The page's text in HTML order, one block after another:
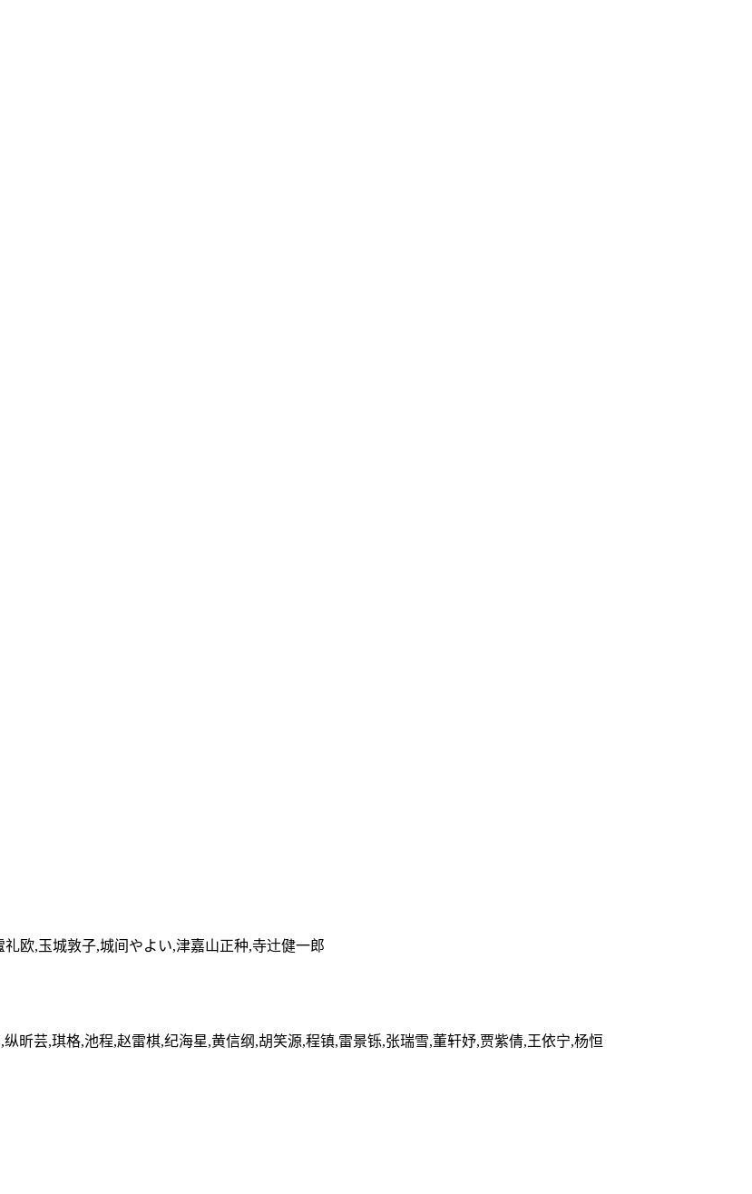
欧,玉城敦子,城间やよい,津嘉山正种,寺辻健一郎
昕芸,琪格,池程,赵雷棋,纪海星,黄信纲,胡笑源,程镇,雷景铄,张瑞雪,董轩妤,贾紫倩,王依宁,杨恒